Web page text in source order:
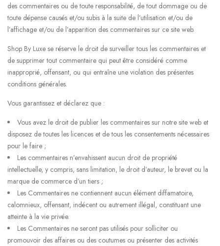
des commentaires ou de toute responsabilité, de tout dommage ou de
toute dépense causés et/ou subis à la suite de l’utilisation et/ou de
l’affichage et/ou de l’apparition des commentaires sur ce site web.
Shop By Luxe se réserve le droit de surveiller tous les commentaires et
de supprimer tout commentaire qui peut être considéré comme
inapproprié, offensant, ou qui entraîne une violation des présentes
conditions générales.
Vous garantissez et déclarez que :
Vous avez le droit de publier les commentaires sur notre site web et
disposez de toutes les licences et de tous les consentements nécessaires
pour le faire ;
Les commentaires n’envahissent aucun droit de propriété
intellectuelle, y compris, sans limitation, le droit d’auteur, le brevet ou la
marque de commerce d’un tiers ;
Les Commentaires ne contiennent aucun élément diffamatoire,
calomnieux, offensant, indécent ou autrement illégal, constituant une
atteinte à la vie privée.
Les Commentaires ne seront pas utilisés pour solliciter ou
promouvoir des affaires ou des coutumes ou présenter des activités